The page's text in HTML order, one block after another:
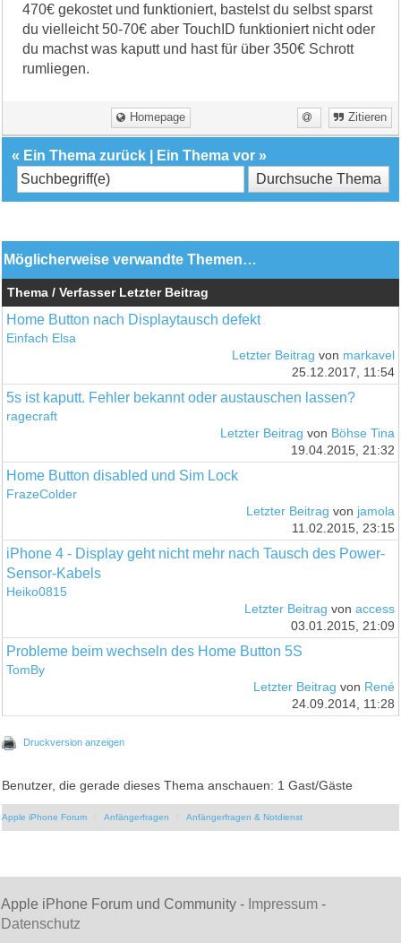
470€ gekostet und funktioniert, bastelst du selbst sparst
du vielleicht 50-70€ aber TouchID funktioniert nicht oder
du machst was kaputt und hast für über 350€ Schrott
rumliegen.
Homepage Zitieren
« Ein Thema zurück Ein Thema vor »
Möglicherweise verwandte Themen…
Thema / Verfasser Letzter Beitrag
Home Button nach Displaytausch defekt
Einfach Elsa
Letzter Beitrag von markavel
25.12.2017, 11:54
5s ist kaputt. Fehler bekannt oder austauschen lassen?
ragecraft
Letzter Beitrag von Böhse Tina
19.04.2015, 21:32
Home Button disabled und Sim Lock
FrazeColder
Letzter Beitrag von jamola
11.02.2015, 23:15
iPhone 4 - Display geht nicht mehr nach Tausch des Power-
Sensor-Kabels
Heiko0815
Letzter Beitrag von access
03.01.2015, 21:09
Probleme beim wechseln des Home Button 5S
TomBy
Letzter Beitrag von René
24.09.2014, 11:28
Druckversion anzeigen
Benutzer, die gerade dieses Thema anschauen: 1 Gast/Gäste
Apple iPhone Forum Anfängerfragen Anfängerfragen & Notdienst
Apple iPhone Forum und Community - Impressum -
Datenschutz